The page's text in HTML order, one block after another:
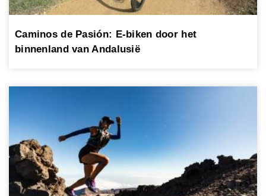
Caminos de Pasión: E-biken door het
binnenland van Andalusië